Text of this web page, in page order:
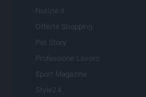
Notizie.it
Offerte Shopping
Pet Story
Professione Lavoro
Sport Magazine
Style24